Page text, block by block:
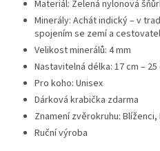
Materiál: Zelená nylonová
Minerály: Achát indický – v
spojením se zemí a
Velikost minerálů: 4 mm
Nastavitelná délka: 17 cm – 25
Pro koho: Unisex
Dárková krabička zdarma
Znamení zvěrokruhu: Blíženci,
Ruční výroba